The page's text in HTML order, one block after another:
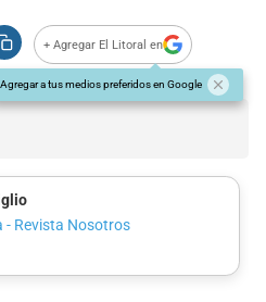
+ Agregar El Litoral en
Agregar a tus medios preferidos en Google
Revista Nosotros